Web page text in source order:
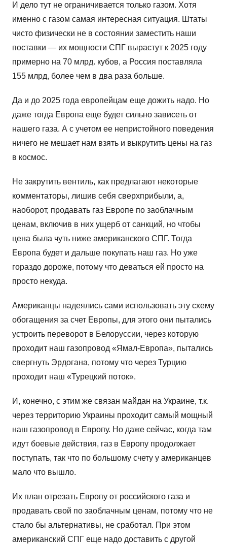
И дело тут не ограничивается только газом. Хотя
именно с газом самая интересная ситуация. Штаты
чисто физически не в состоянии заместить наши
поставки — их мощности СПГ вырастут к 2025 году
примерно на 70 млрд. кубов, а Россия поставляла
155 млрд, более чем в два раза больше.
Да и до 2025 года европейцам еще дожить надо. Но
даже тогда Европа еще будет сильно зависеть от
нашего газа. А с учетом ее непристойного поведения
ничего не мешает нам взять и выкрутить цены на газ
в космос.
Не закрутить вентиль, как предлагают некоторые
комментаторы, лишив себя сверхприбыли, а,
наоборот, продавать газ Европе по заоблачным
ценам, включив в них ущерб от санкций, но чтобы
цена была чуть ниже американского СПГ. Тогда
Европа будет и дальше покупать наш газ. Но уже
гораздо дороже, потому что деваться ей просто на
просто некуда.
Американцы надеялись сами использовать эту схему
обогащения за счет Европы, для этого они пытались
устроить переворот в Белоруссии, через которую
проходит наш газопровод «Ямал-Европа», пытались
свергнуть Эрдогана, потому что через Турцию
проходит наш «Турецкий поток».
И, конечно, с этим же связан майдан на Украине, т.к.
через территорию Украины проходит самый мощный
наш газопровод в Европу. Но даже сейчас, когда там
идут боевые действия, газ в Европу продолжает
поступать, так что по большому счету у американцев
мало что вышло.
Их план отрезать Европу от российского газа и
продавать свой по заоблачным ценам, потому что не
стало бы альтернативы, не сработал. При этом
американский СПГ еще надо доставить с другой